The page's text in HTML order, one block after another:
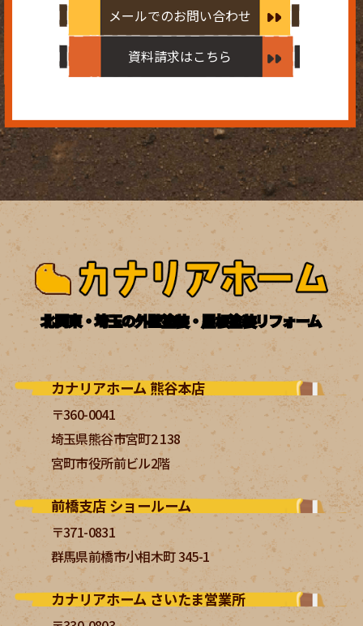
メールでのお問い合わせ
資料請求はこちら
北関東・埼玉の外壁塗装・屋根塗装リフォーム
カナリアホーム 熊谷本店
〒360-0041
埼玉県熊谷市宮町2 138
宮町市役所前ビル2階
前橋支店 ショールーム
〒371-0831
群馬県前橋市小相木町 345-1
カナリアホーム さいたま営業所